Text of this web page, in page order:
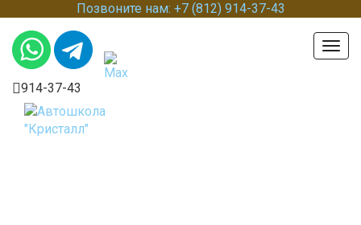
Позвоните нам: +7 (812) 914-37-43
914-37-43